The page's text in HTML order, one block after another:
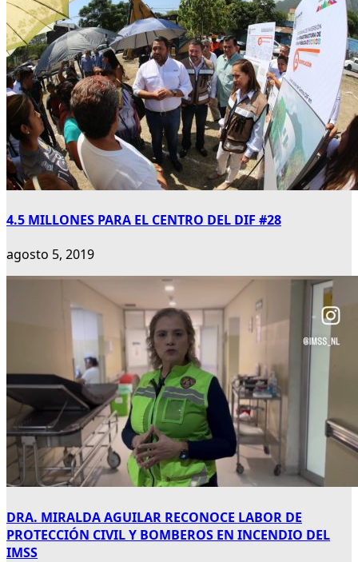
4.5 MILLONES PARA EL CENTRO DEL DIF #28
agosto 5, 2019
DRA. MIRALDA AGUILAR RECONOCE LABOR DE
PROTECCIÓN CIVIL Y BOMBEROS EN INCENDIO DEL
IMSS